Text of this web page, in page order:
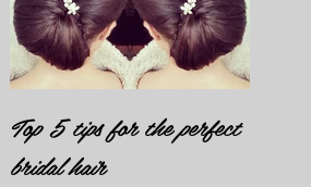
Top 5 tips for the perfect
bridal hair